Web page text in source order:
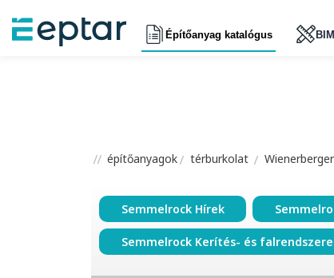
Építőanyag katalógus
építőanyagok térburkolat
Semmelrock Hírek
Semmelrock Kerítés- és